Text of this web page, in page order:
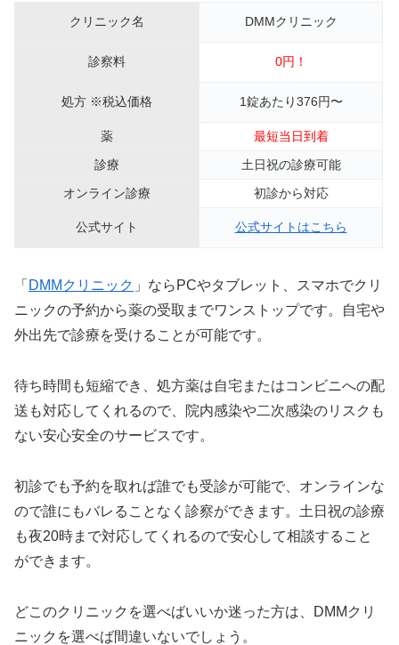
クリニック名 DMMクリニック
診察料 0円！
処方 ※税込価格 1錠あたり376円〜
薬
最短当日到着
診療
土日祝の診療可能
オンライン診療
初診から対応
公式サイト 公式サイトはこちら
「 DMMクリニック 」ならPCやタブレット、スマホでクリ
ニックの予約から薬の受取までワンストップです。自宅や
外出先で診療を受けることが可能です。
待ち時間も短縮でき、処方薬は自宅またはコンビニへの配
送も対応してくれるので、院内感染や二次感染のリスクも
ない安心安全のサービスです。
初診でも予約を取れば誰でも受診が可能で、オンラインな
ので誰にもバレることなく診察ができます。土日祝の診療
も夜20時まで対応してくれるので安心して相談すること
ができます。
どこのクリニックを選べばいいか迷った方は、DMMクリ
ニックを選べば間違いないでしょう。